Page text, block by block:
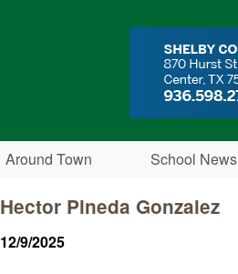
Around Town School News
Hector Pineda Gonzalez
12/9/2025